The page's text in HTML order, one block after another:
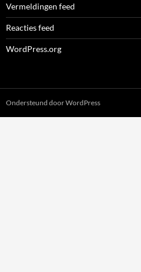
Vermeldingen feed
Reacties feed
WordPress.org
Ondersteund door WordPress